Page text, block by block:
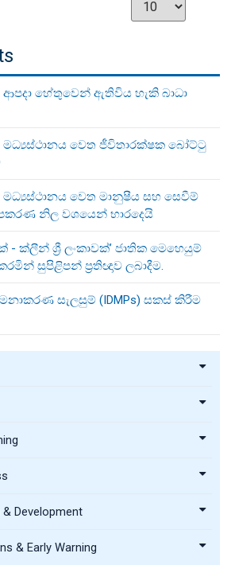
හේතුවෙන් ඇතිවිය හැකි බාධා
වෙත ජීවිතාරක්ෂක බෝට්ටු
වෙත මානුෂීය සහ සෙවීම්
නිල වශයෙන් භාරදෙයි
- ක්ලීන් ශ්‍රී ලංකාවක්’ ජාතික මෙහෙයුම්
සුපිළිපන් ප්‍රතිඥාව ලබාදීම.
සැලසුම් (IDMPs) සකස් කිරීම
Development
& Early Warning